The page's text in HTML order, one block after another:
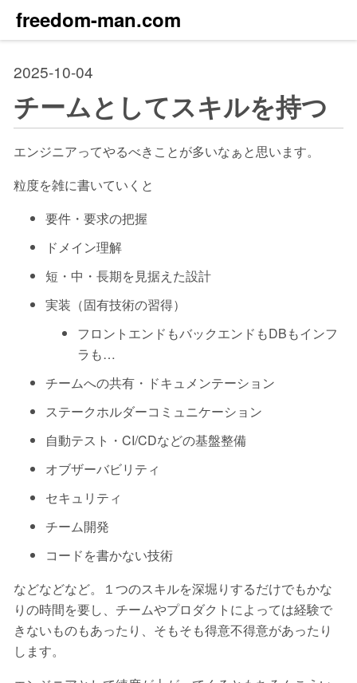
freedom-man.com
2025-10-04
チームとしてスキルを持つ
エンジニアってやるべきことが多いなぁと思います。
粒度を雑に書いていくと
要件・要求の把握
ドメイン理解
短・中・長期を見据えた設計
実装（固有技術の習得）
フロントエンドもバックエンドもDBもインフ
ラも…
チームへの共有・ドキュメンテーション
ステークホルダーコミュニケーション
自動テスト・CI/CDなどの基盤整備
オブザーバビリティ
セキュリティ
チーム開発
コードを書かない技術
などなどなど。１つのスキルを深堀りするだけでもかな
りの時間を要し、チームやプロダクトによっては経験で
きないものもあったり、そもそも得意不得意があったり
します。